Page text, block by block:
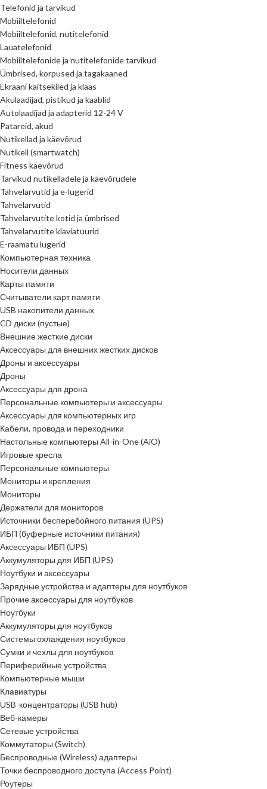
Telefonid ja tarvikud
Mobiiltelefonid
Mobiiltelefonid, nutitelefonid
Lauatelefonid
Mobiiltelefonide ja nutitelefonide tarvikud
Ümbrised, korpused ja tagakaaned
Ekraani kaitsekiled ja klaas
Akulaadijad, pistikud ja kaablid
Autolaadijad ja adapterid 12-24 V
Patareid, akud
Nutikellad ja käevõrud
Nutikell (smartwatch)
Fitness käevõrud
Tarvikud nutikelladele ja käevõrudele
Tahvelarvutid ja e-lugerid
Tahvelarvutid
Tahvelarvutite kotid ja ümbrised
Tahvelarvutite klaviatuurid
E-raamatu lugerid
Компьютерная техника
Носители данных
Карты памяти
Считыватели карт памяти
USB накопители данных
CD диски (пустые)
Внешние жесткие диски
Аксессуары для внешних жестких дисков
Дроны и аксессуары
Дроны
Аксессуары для дрона
Персональные компьютеры и аксессуары
Аксессуары для компьютерных игр
Кабели, провода и переходники
Настольные компьютеры All-in-One (AiO)
Игровые кресла
Персональные компьютеры
Мониторы и крепления
Мониторы
Держатели для мониторов
Источники бесперебойного питания (UPS)
ИБП (буферные источники питания)
Аксессуары ИБП (UPS)
Аккумуляторы для ИБП (UPS)
Ноутбуки и аксессуары
Зарядные устройства и адаптеры для ноутбуков
Прочие аксессуары для ноутбуков
Ноутбуки
Аккумуляторы для ноутбуков
Системы охлаждения ноутбуков
Сумки и чехлы для ноутбуков
Периферийные устройства
Компьютерные мыши
Клавиатуры
USB-концентраторы (USB hub)
Веб-камеры
Сетевые устройства
Коммутаторы (Switch)
Беспроводные (Wireless) адаптеры
Точки беспроводного доступа (Access Point)
Роутеры